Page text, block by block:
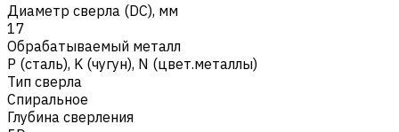
Диаметр сверла (DC), мм
17
Обрабатываемый металл
Р (сталь), K (чугун), N (цвет.металлы)
Тип сверла
Спиральное
Глубина сверления